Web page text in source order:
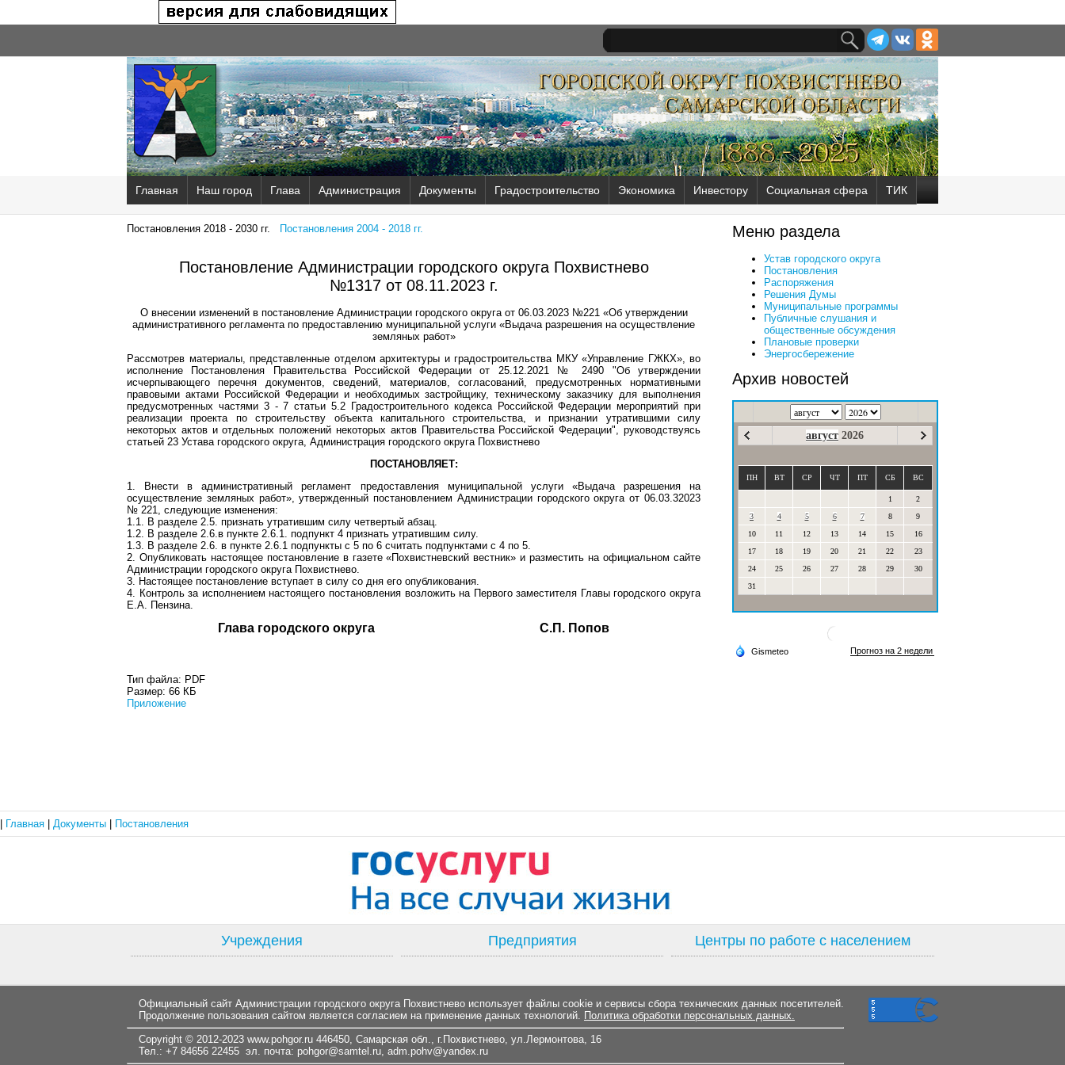
Главная Наш город Глава Администрация Документы Градостроительство Экономика Инвестору Социальная сфера ТИК
Постановления 2018 - 2030 гг. Постановления 2004 - 2018 гг.
Постановление Администрации городского округа Похвистнево
№1317 от 08.11.2023 г.
О внесении изменений в постановление Администрации городского округа от 06.03.2023 №221 «Об утверждении
административного регламента по предоставлению муниципальной услуги «Выдача разрешения на осуществление
земляных работ»
Рассмотрев материалы, представленные отделом архитектуры и градостроительства МКУ «Управление ГЖКХ», во
исполнение Постановления Правительства Российской Федерации от 25.12.2021 № 2490 "Об утверждении
исчерпывающего перечня документов, сведений, материалов, согласований, предусмотренных нормативными
правовыми актами Российской Федерации и необходимых застройщику, техническому заказчику для выполнения
предусмотренных частями 3 - 7 статьи 5.2 Градостроительного кодекса Российской Федерации мероприятий при
реализации проекта по строительству объекта капитального строительства, и признании утратившими силу
некоторых актов и отдельных положений некоторых актов Правительства Российской Федерации", руководствуясь
статьей 23 Устава городского округа, Администрация городского округа Похвистнево
ПОСТАНОВЛЯЕТ:
1. Внести в административный регламент предоставления муниципальной услуги «Выдача разрешения на
осуществление земляных работ», утвержденный постановлением Администрации городского округа от 06.03.32023
№ 221, следующие изменения:
1.1. В разделе 2.5. признать утратившим силу четвертый абзац.
1.2. В разделе 2.6.в пункте 2.6.1. подпункт 4 признать утратившим силу.
1.3. В разделе 2.6. в пункте 2.6.1 подпункты с 5 по 6 считать подпунктами с 4 по 5.
2. Опубликовать настоящее постановление в газете «Похвистневский вестник» и разместить на официальном сайте
Администрации городского округа Похвистнево.
3. Настоящее постановление вступает в силу со дня его опубликования.
4. Контроль за исполнением настоящего постановления возложить на Первого заместителя Главы городского округа
Е.А. Пензина.
Глава городского округа С.П. Попов
Тип файла: PDF
Размер: 66 КБ
Приложение
Меню раздела
Устав городского округа
Постановления
Распоряжения
Решения Думы
Муниципальные программы
Публичные слушания и
общественные обсуждения
Плановые проверки
Энергосбережение
Архив новостей
август 2026
ПН ВТ СР ЧТ ПТ СБ ВС
1
2
3
4 5 6 7 8
9
10
11 12 13 14 15
16
17
18 19 20 21 22
23
24
25 26 27 28 29
30
31
Главная Документы Постановления
Учреждения Предприятия Центры по работе с населением
Официальный сайт Администрации городского округа Похвистнево использует файлы cookie и сервисы сбора технических данных посетителей.
Продолжение пользования сайтом является согласием на применение данных технологий. Политика обработки персональных данных.
Copyright © 2012-2023 www.pohgor.ru 446450, Самарская обл., г.Похвистнево, ул.Лермонтова, 16
Тел.: +7 84656 22455 эл. почта: pohgor@samtel.ru, adm.pohv@yandex.ru